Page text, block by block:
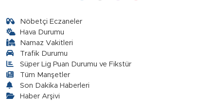
Nöbetçi Eczaneler
Hava Durumu
Namaz Vakitleri
Trafik Durumu
Süper Lig Puan Durumu ve Fikstür
Tüm Manşetler
Son Dakika Haberleri
Haber Arşivi